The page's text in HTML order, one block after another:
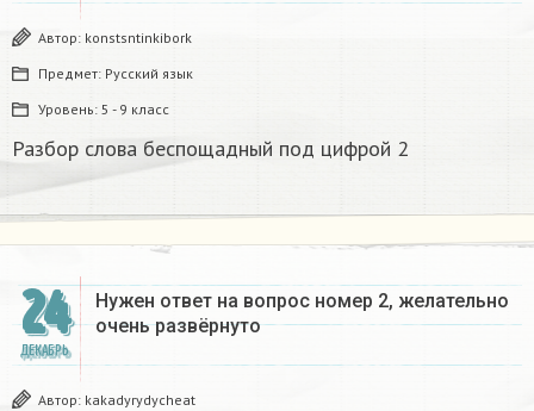
Автор: konstsntinkibork
Предмет: Русский язык
Уровень: 5 - 9 класс
Разбор слова беспощадный под цифрой 2
24
ДЕКАБРЬ
Нужен ответ на вопрос номер 2, желательно
очень развёрнуто
Автор: kakadyrydycheat